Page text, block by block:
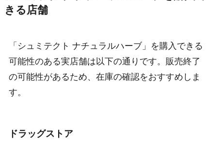
きる店舗
「シュミテクト ナチュラルハーブ」を購入できる
可能性のある実店舗は以下の通りです。販売終了
の可能性があるため、在庫の確認をおすすめしま
す。
ドラッグストア